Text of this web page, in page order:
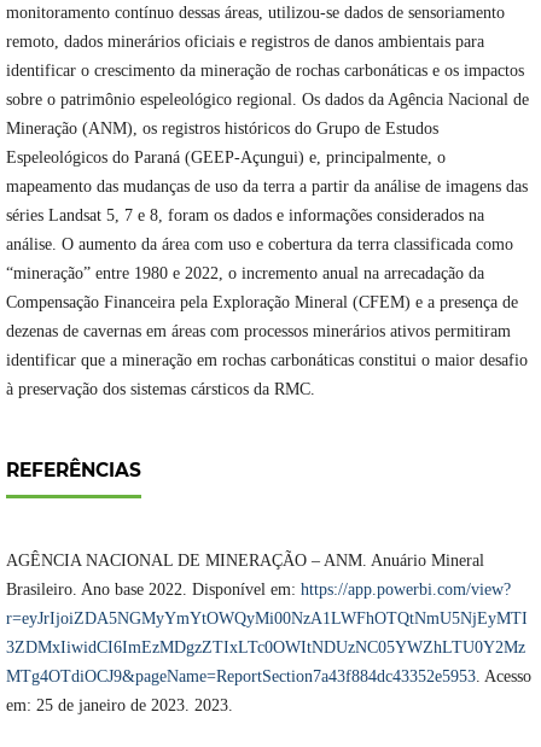
monitoramento contínuo dessas áreas, utilizou-se dados de sensoriamento
remoto, dados minerários oficiais e registros de danos ambientais para
identificar o crescimento da mineração de rochas carbonáticas e os impactos
sobre o patrimônio espeleológico regional. Os dados da Agência Nacional de
Mineração (ANM), os registros históricos do Grupo de Estudos
Espeleológicos do Paraná (GEEP-Açungui) e, principalmente, o
mapeamento das mudanças de uso da terra a partir da análise de imagens das
séries Landsat 5, 7 e 8, foram os dados e informações considerados na
análise. O aumento da área com uso e cobertura da terra classificada como
“mineração” entre 1980 e 2022, o incremento anual na arrecadação da
Compensação Financeira pela Exploração Mineral (CFEM) e a presença de
dezenas de cavernas em áreas com processos minerários ativos permitiram
identificar que a mineração em rochas carbonáticas constitui o maior desafio
à preservação dos sistemas cársticos da RMC.
REFERÊNCIAS
AGÊNCIA NACIONAL DE MINERAÇÃO – ANM. Anuário Mineral
Brasileiro. Ano base 2022. Disponível em: https://app.powerbi.com/view?
r=eyJrIjoiZDA5NGMyYmYtOWQyMi00NzA1LWFhOTQtNmU5NjEyMTI
3ZDMxIiwidCI6ImEzMDgzZTIxLTc0OWItNDUzNC05YWZhLTU0Y2Mz
MTg4OTdiOCJ9&pageName=ReportSection7a43f884dc43352e5953. Acesso
em: 25 de janeiro de 2023. 2023.